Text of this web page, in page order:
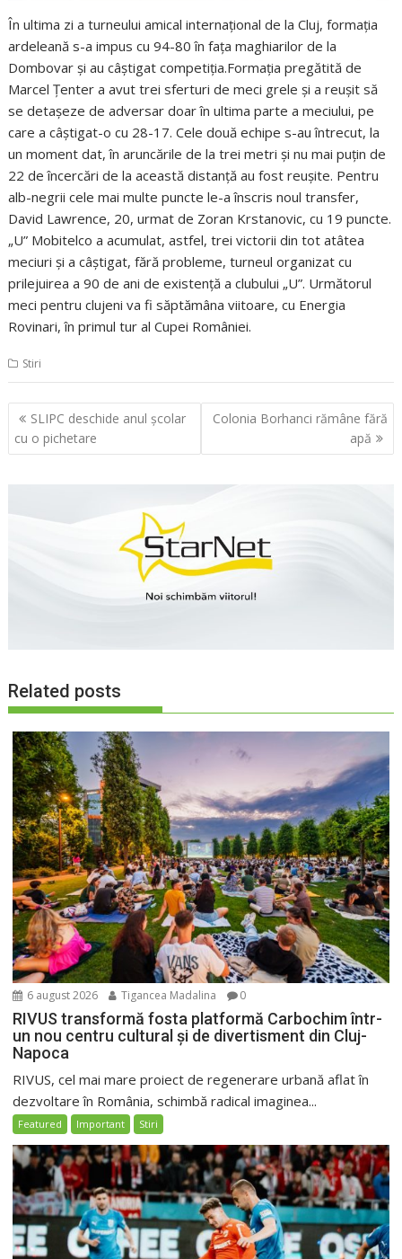
În ultima zi a turneului amical internaţional de la Cluj, formaţia
ardeleană s-a impus cu 94-80 în faţa maghiarilor de la
Dombovar şi au câştigat competiţia.Formaţia pregătită de
Marcel Ţenter a avut trei sferturi de meci grele şi a reuşit să
se detaşeze de adversar doar în ultima parte a meciului, pe
care a câştigat-o cu 28-17. Cele două echipe s-au întrecut, la
un moment dat, în aruncările de la trei metri şi nu mai puţin de
22 de încercări de la această distanţă au fost reuşite. Pentru
alb-negrii cele mai multe puncte le-a înscris noul transfer,
David Lawrence, 20, urmat de Zoran Krstanovic, cu 19 puncte.
„U” Mobitelco a acumulat, astfel, trei victorii din tot atâtea
meciuri şi a câştigat, fără probleme, turneul organizat cu
prilejuirea a 90 de ani de existenţă a clubului „U”. Următorul
meci pentru clujeni va fi săptămâna viitoare, cu Energia
Rovinari, în primul tur al Cupei României.
Stiri
Navigare
în
articole
SLIPC deschide anul şcolar
cu o pichetare
Colonia Borhanci rămâne fără
apă
Related posts
6 august 2026 Tigancea Madalina 0
RIVUS transformă fosta platformă Carbochim într-
un nou centru cultural și de divertisment din Cluj-
Napoca
RIVUS, cel mai mare proiect de regenerare urbană aflat în
dezvoltare în România, schimbă radical imaginea...
Featured Important Stiri